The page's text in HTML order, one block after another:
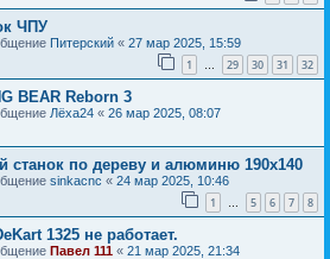
ЧПУ
Питерский « 27 мар 2025, 15:59
1 … 29 30 31 32
BEAR Reborn 3
Лёха24 « 26 мар 2025, 08:07
станок по дереву и алюминю 190x140
sinkacnc « 24 мар 2025, 10:46
1 5 6 7 8
1325 не работает.
Павел 111 « 21 мар 2025, 21:34